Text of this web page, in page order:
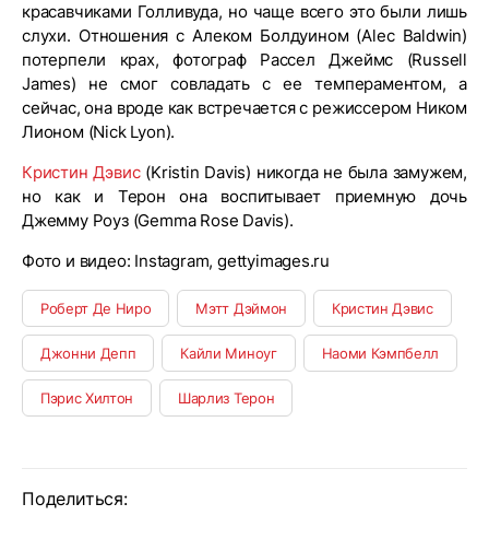
красавчиками Голливуда, но чаще всего это были лишь
слухи. Отношения с Алеком Болдуином (Alec Baldwin)
потерпели крах, фотограф Рассел Джеймс (Russell
James) не смог совладать с ее темпераментом, а
сейчас, она вроде как встречается с режиссером Ником
Лионом (Nick Lyon).
Кристин Дэвис(Kristin Davis) никогда не была замужем,
но как и Терон она воспитывает приемную дочь
Джемму Роуз (Gemma Rose Davis).
Фото и видео: Instagram, gettyimages.ru
Роберт Де Ниро Мэтт Дэймон Кристин Дэвис
Джонни Депп Кайли Миноуг Наоми Кэмпбелл
Пэрис Хилтон Шарлиз Терон
Поделиться: